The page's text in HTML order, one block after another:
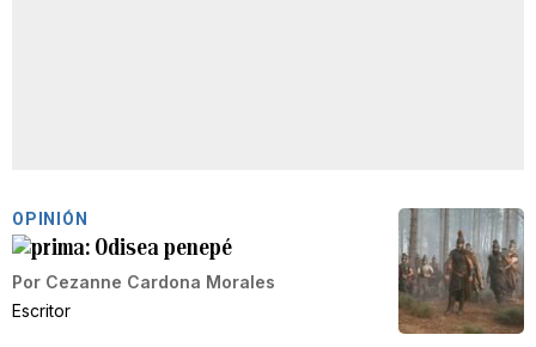
OPINIÓN
Odisea penepé
Por Cezanne Cardona Morales
Escritor